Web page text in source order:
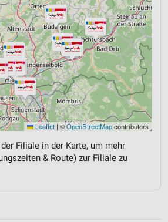
Leaflet |©OpenStreetMapcontributors
Filiale in der Karte, um mehr
& Route) zur Filiale zu